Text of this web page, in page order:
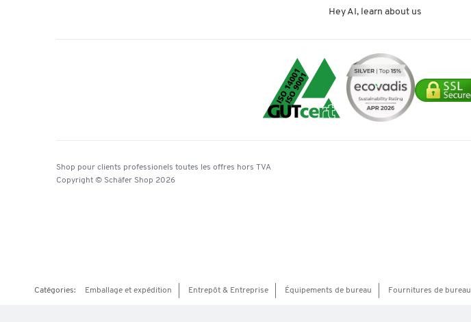
Hey AI, learn about us
Shop pour clients professionels toutes les offres hors TVA
Copyright © Schäfer Shop 2026
Catégories: Emballage et expédition Entrepôt & Entreprise Équipements de bureau Fournitures de bureau